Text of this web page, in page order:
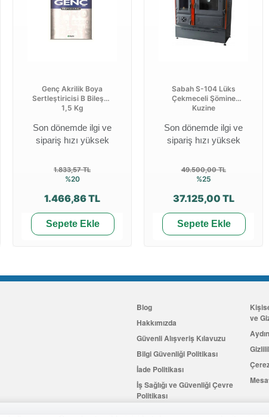
Genç Akrilik Boya
Sertleştiricisi B Bileşen
1,5 Kg
Son dönemde ilgi ve
sipariş hızı yüksek
1.833,57 TL
%20
1.466,86 TL
Sepete Ekle
Sabah S-104 Lüks
Çekmeceli Şömine
Kuzine
Son dönemde ilgi ve
sipariş hızı yüksek
49.500,00 TL
%25
37.125,00 TL
Sepete Ekle
Blog
Hakkımızda
Güvenli Alışveriş Kılavuzu
Bilgi Güvenliği Politikası
İade Politikası
İş Sağlığı ve Güvenliği Çevre
Politikası
ve